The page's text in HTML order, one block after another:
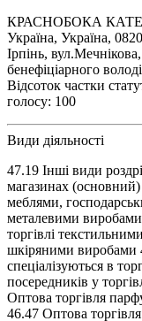
КРАСНОБОКА
Україна, Україна,
Ірпінь,
бенефіціарного
Відсоток частки
голосу: 100
Види діяльності
47.19 Інші види
магазинах (основний)
меблями,
металевими виробами
торгівлі
шкіряними виробами
спеціалізуються в
посередників у
Оптова торгівля
46.47 Оптова